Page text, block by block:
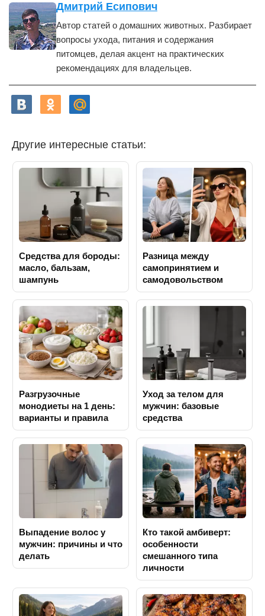
Дмитрий Есипович
Автор статей о домашних животных. Разбирает
вопросы ухода, питания и содержания
питомцев, делая акцент на практических
рекомендациях для владельцев.
Другие интересные статьи:
Средства для бороды:
масло, бальзам,
шампунь
Разница между
самопринятием и
самодовольством
Разгрузочные
монодиеты на 1 день:
варианты и правила
Уход за телом для
мужчин: базовые
средства
Выпадение волос у
мужчин: причины и что
делать
Кто такой амбиверт:
особенности
смешанного типа
личности